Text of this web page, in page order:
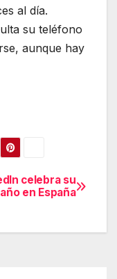
al día.
su teléfono
aunque hay
celebra su
en España